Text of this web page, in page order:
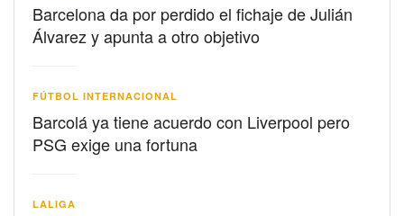
Barcelona da por perdido el fichaje de Julián
Álvarez y apunta a otro objetivo
FÚTBOL INTERNACIONAL
Barcolá ya tiene acuerdo con Liverpool pero
PSG exige una fortuna
LALIGA